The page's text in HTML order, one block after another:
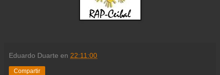
Eduardo Duarte en 22:11:00
Compartir